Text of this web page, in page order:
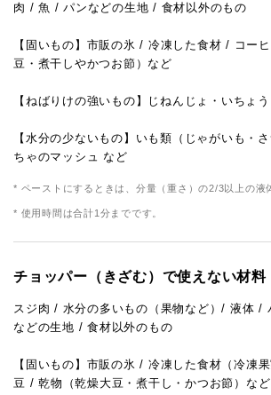
肉 / 魚 / パンなどの生地 / 食材以外のもの
【固いもの】市販の氷 / 冷凍した食材 / コー
豆・煮干しやかつお節）など
【ねばりけの強いもの】じねんじょ・いちょ
【水分の少ないもの】いも類（じゃがいも・
ちゃのマッシュ など
* ペーストにするときは、分量（重さ）の2/3以上の液
* 使用時間は合計1分までです。
チョッパー（きざむ）で使えない材料
スジ肉 / 水分の多いもの（果物など）/ 液体 /
などの生地 / 食材以外のもの
【固いもの】市販の氷 / 冷凍した食材（冷凍
豆 / 乾物（乾燥大豆・煮干し・かつお節）など